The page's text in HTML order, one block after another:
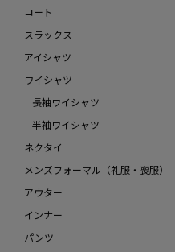
コート
スラックス
アイシャツ
ワイシャツ
長袖ワイシャツ
半袖ワイシャツ
ネクタイ
メンズフォーマル（礼服・喪服）
アウター
インナー
パンツ